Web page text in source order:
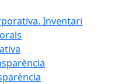
Inventari